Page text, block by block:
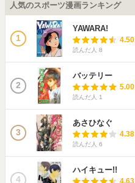
人気のスポーツ漫画ランキング
1
YAWARA!
4.50
読んだ人 8
2
バッテリー
5.00
読んだ人 1
3
あさひなぐ
4.38
読んだ人 6
4
ハイキュー!!
4.63